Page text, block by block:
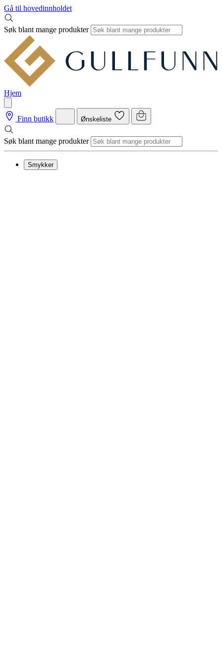
Gå til hovedinnholdet
Søk blant mange produkter
Hjem
Finn butikk Ønskeliste
Søk blant mange produkter
Smykker